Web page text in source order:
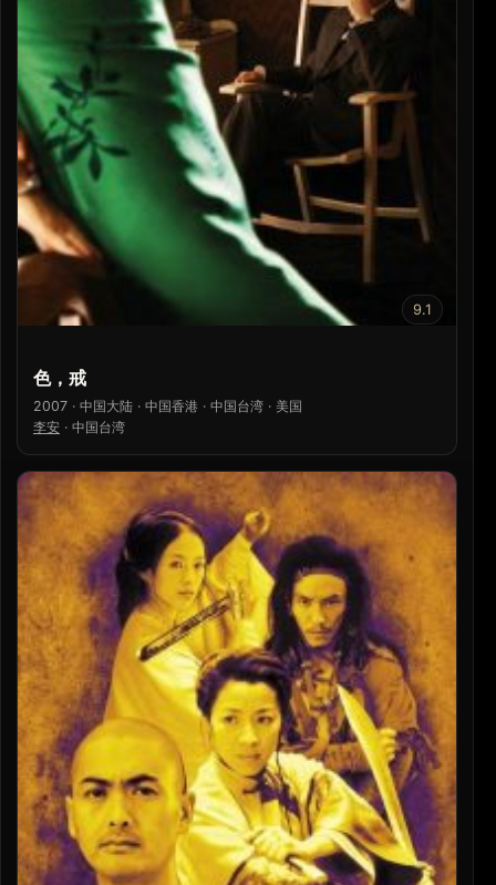
9.1
色，戒
2007 · 中国大陆 · 中国香港 · 中国台湾 · 美国
李安 · 中国台湾